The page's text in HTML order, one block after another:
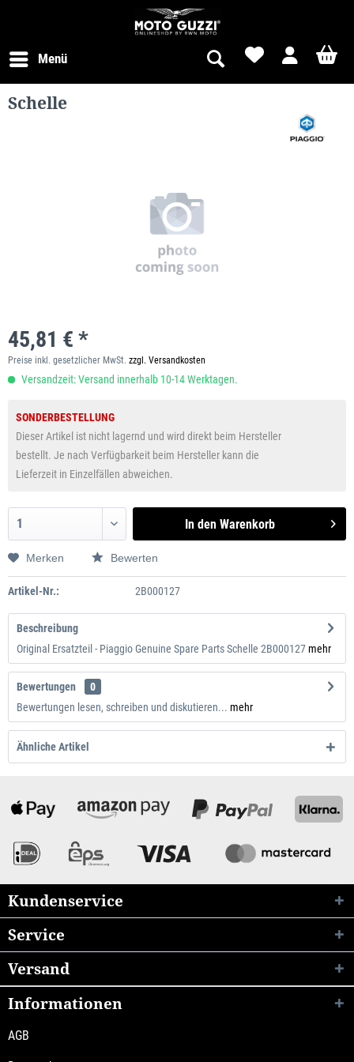
Menü
Schelle
45,81 € *
Preise inkl. gesetzlicher MwSt. zzgl. Versandkosten
Versandzeit: Versand innerhalb 10-14 Werktagen.
SONDERBESTELLUNG
Dieser Artikel ist nicht lagernd und wird direkt beim Hersteller
bestellt. Je nach Verfügbarkeit beim Hersteller kann die
Lieferzeit in Einzelfällen abweichen.
In den Warenkorb
Merken Bewerten
Artikel-Nr.: 2B000127
Beschreibung
Original Ersatzteil - Piaggio Genuine Spare Parts Schelle 2B000127mehr
Bewertungen
0
Bewertungen lesen, schreiben und diskutieren... mehr
Ähnliche Artikel
Kundenservice
Service
Informationen
AGB
Versand